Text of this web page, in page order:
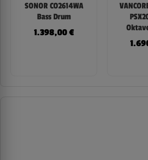
SONOR CO2614WA
Bass Drum
1.398,00€